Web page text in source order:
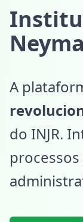
A
do INJR.